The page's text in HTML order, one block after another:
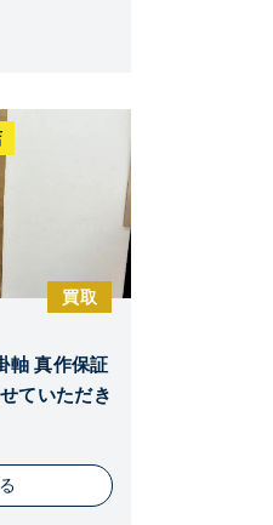
買取
軸 真作保証
ていただき